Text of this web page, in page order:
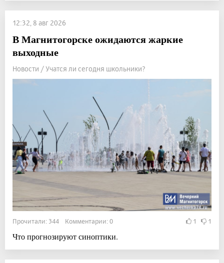
12:32, 8 авг 2026
В Магнитогорске ожидаются жаркие
выходные
Новости / Учатся ли сегодня школьники?
Прочитали: 344 Комментарии: 0 1 1
Что прогнозируют синоптики.